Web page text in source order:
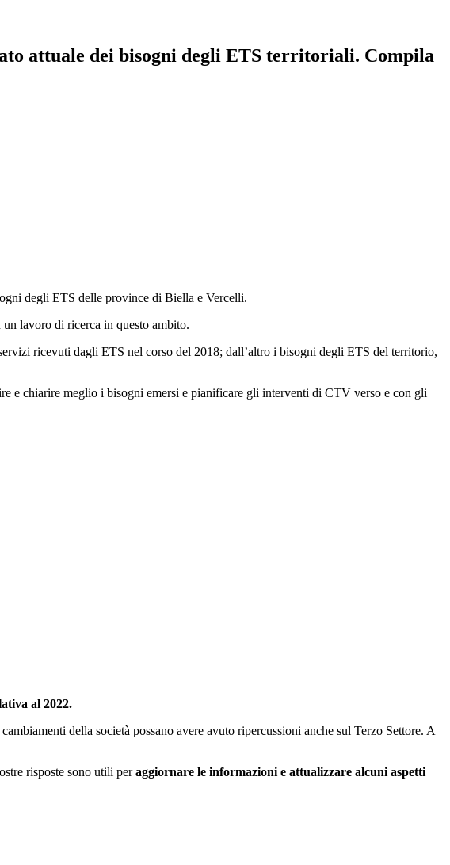
attuale dei bisogni degli ETS territoriali. Compila
degli ETS delle province di Biella e Vercelli.
lavoro di ricerca in questo ambito.
ricevuti dagli ETS nel corso del 2018; dall’altro i bisogni degli ETS del territorio,
e chiarire meglio i bisogni emersi e pianificare gli interventi di CTV verso e con gli
al 2022.
della società possano avere avuto ripercussioni anche sul Terzo Settore. A
risposte sono utili peraggiornare le informazioni e attualizzare alcuni aspetti